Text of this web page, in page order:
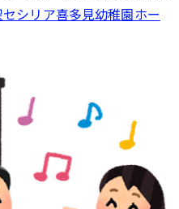
シリア喜多見幼稚園ホー